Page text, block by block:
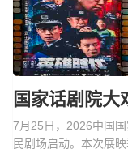
国家话剧院大
7月25日，2026中国
民剧场启动。本次展